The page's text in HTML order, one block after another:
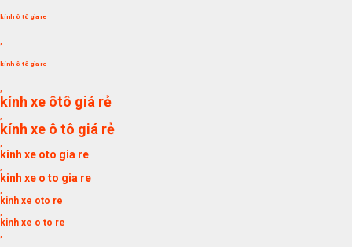
kính ô tô gia re
kính ô tô gia re
,
kính xe ôtô giá rẻ
,
kính xe ô tô giá rẻ
,
kinh xe oto gia re
,
kinh xe o to gia re
,
kinh xe oto re
,
kinh xe o to re
,